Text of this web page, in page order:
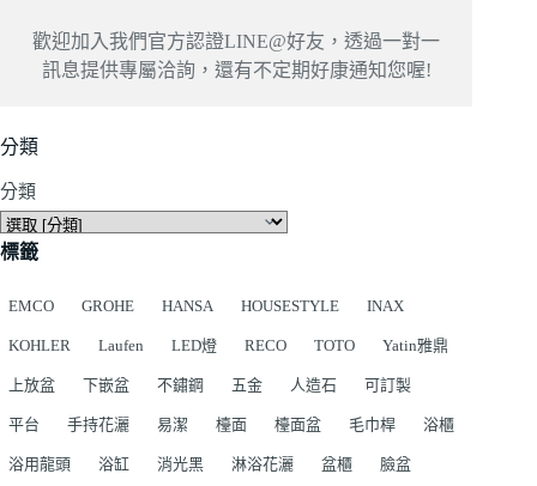
歡迎加入我們官方認證LINE@好友，透過一對一
訊息提供專屬洽詢，還有不定期好康通知您喔!
分類
分類
標籤
EMCO GROHE HANSA HOUSESTYLE INAX
KOHLER Laufen LED燈 RECO TOTO Yatin雅鼎
上放盆 下嵌盆 不鏽鋼 五金 人造石 可訂製
平台 手持花灑 易潔 檯面 檯面盆 毛巾桿 浴櫃
浴用龍頭 浴缸 消光黑 淋浴花灑 盆櫃 臉盆